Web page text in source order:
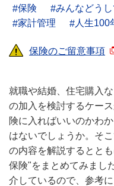
保険 みんなどうし
家計管理
人生100
保険のご留意事項
就職や結婚、住宅購入
の加入を検討するケー
険に入ればいいのかわ
はないでしょうか。そ
の内容を解説するとと
保険"をまとめてみまし
介しているので、参考